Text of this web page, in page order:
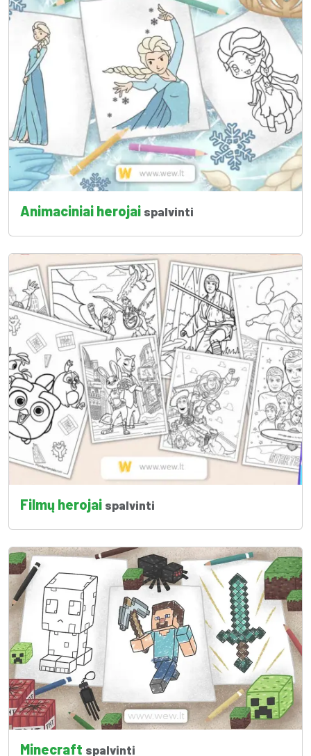
Animaciniai herojai spalvinti
Filmų herojai spalvinti
Minecraft spalvinti